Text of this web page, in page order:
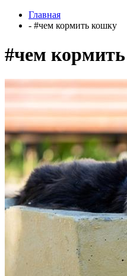
Главная
- #чем кормить кошку
#чем